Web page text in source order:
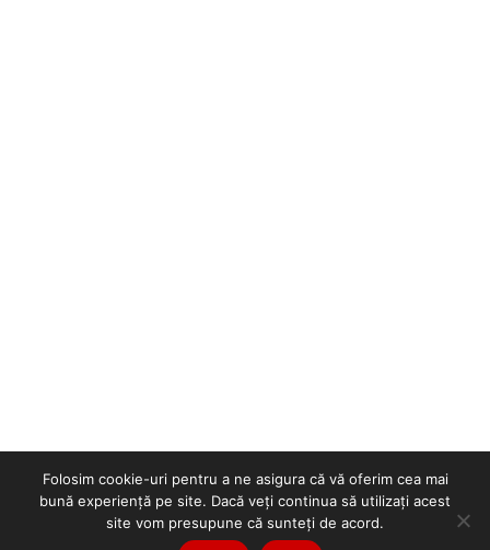
Folosim cookie-uri pentru a ne asigura că vă oferim cea mai
bună experiență pe site. Dacă veți continua să utilizați acest
site vom presupune că sunteți de acord.